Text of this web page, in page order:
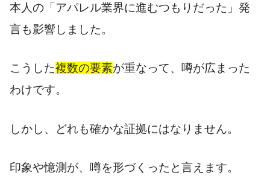
本人の「アパレル業界に進むつもりだった」発
言も影響しました。
こうした複数の要素が重なって、噂が広まった
わけです。
しかし、どれも確かな証拠にはなりません。
印象や憶測が、噂を形づくったと言えます。